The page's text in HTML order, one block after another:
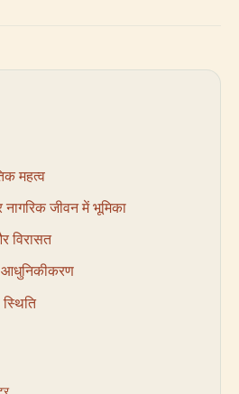
महत्व
जीवन में भूमिका
विरासत
आधुनिकीकरण